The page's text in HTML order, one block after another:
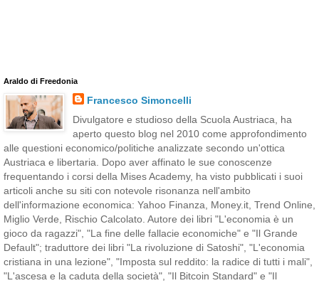
Araldo di Freedonia
Francesco Simoncelli
Divulgatore e studioso della Scuola Austriaca, ha
aperto questo blog nel 2010 come approfondimento
alle questioni economico/politiche analizzate secondo un'ottica
Austriaca e libertaria. Dopo aver affinato le sue conoscenze
frequentando i corsi della Mises Academy, ha visto pubblicati i suoi
articoli anche su siti con notevole risonanza nell'ambito
dell'informazione economica: Yahoo Finanza, Money.it, Trend Online,
Miglio Verde, Rischio Calcolato. Autore dei libri "L'economia è un
gioco da ragazzi", "La fine delle fallacie economiche" e "Il Grande
Default"; traduttore dei libri "La rivoluzione di Satoshi", "L'economia
cristiana in una lezione", "Imposta sul reddito: la radice di tutti i mali",
"L'ascesa e la caduta della società", "Il Bitcoin Standard" e "Il